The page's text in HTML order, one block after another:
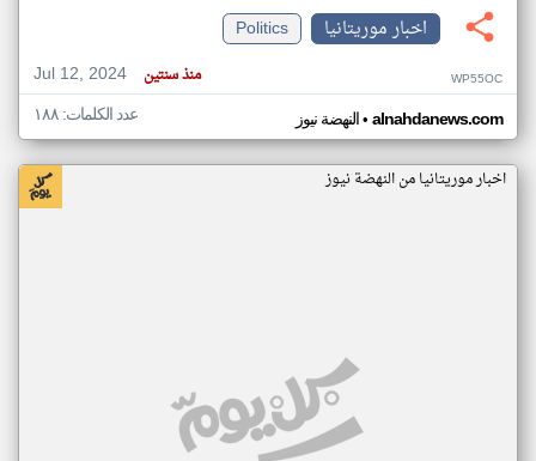
اخبار موريتانيا
Politics
Jul 12, 2024
منذ سنتين WP55OC
النهضة نيوز• alnahdanews.com عدد الكلمات: ١٨٨
اخبار موريتانيا من النهضة نيوز